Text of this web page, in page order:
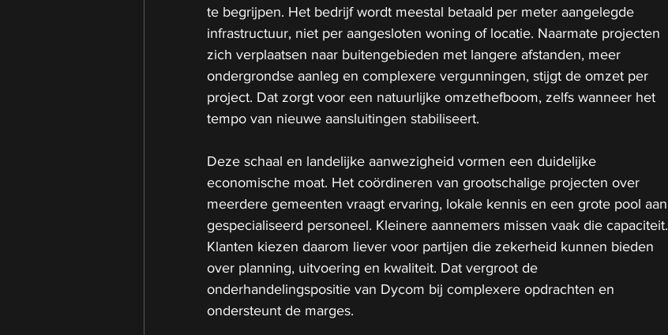
te begrijpen. Het bedrijf wordt meestal betaald per meter aangelegde
infrastructuur, niet per aangesloten woning of locatie. Naarmate projecten
zich verplaatsen naar buitengebieden met langere afstanden, meer
ondergrondse aanleg en complexere vergunningen, stijgt de omzet per
project. Dat zorgt voor een natuurlijke omzethefboom, zelfs wanneer het
tempo van nieuwe aansluitingen stabiliseert.
Deze schaal en landelijke aanwezigheid vormen een duidelijke
economische moat. Het coördineren van grootschalige projecten over
meerdere gemeenten vraagt ervaring, lokale kennis en een grote pool aan
gespecialiseerd personeel. Kleinere aannemers missen vaak die capaciteit.
Klanten kiezen daarom liever voor partijen die zekerheid kunnen bieden
over planning, uitvoering en kwaliteit. Dat vergroot de
onderhandelingspositie van Dycom bij complexere opdrachten en
ondersteunt de marges.